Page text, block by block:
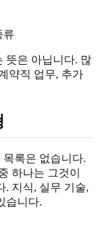
류
뜻은 아닙니다. 많
약직 업무, 추가
록은 없습니다.
하나는 그것이
. 지식, 실무 기술,
습니다.